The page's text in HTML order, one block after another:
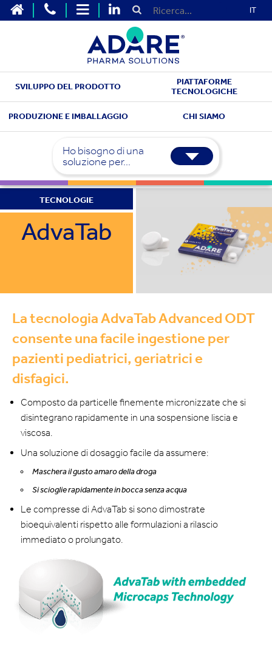
IT
SVILUPPO DEL PRODOTTO
PIATTAFORME
TECNOLOGICHE
PRODUZIONE E IMBALLAGGIO CHI SIAMO
Ho bisogno di una
soluzione per...
TECNOLOGIE
AdvaTab
La tecnologia AdvaTab Advanced ODT
consente una facile ingestione per
pazienti pediatrici, geriatrici e
disfagici.
Composto da particelle finemente micronizzate che si
disintegrano rapidamente in una sospensione liscia e
viscosa.
Una soluzione di dosaggio facile da assumere:
Maschera il gusto amaro della droga
Si scioglie rapidamente in bocca senza acqua
Le compresse di AdvaTab si sono dimostrate
bioequivalenti rispetto alle formulazioni a rilascio
immediato o prolungato.